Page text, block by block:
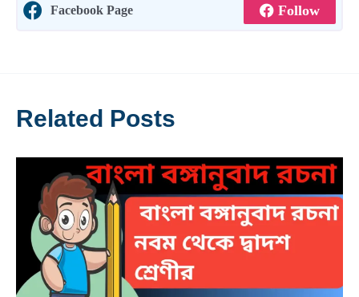
Facebook Page Follow
Related Posts